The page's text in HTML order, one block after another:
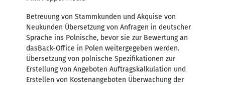
Betreuung von Stammkunden und Akquise von
Neukunden Übersetzung von Anfragen in deutscher
Sprache ins Polnische, bevor sie zur Bewertung an
dasBack-Office in Polen weitergegeben werden.
Übersetzung von polnische Spezifikationen zur
Erstellung von Angeboten Auftragskalkulation und
Erstellen von Kostenangeboten Überwachung der